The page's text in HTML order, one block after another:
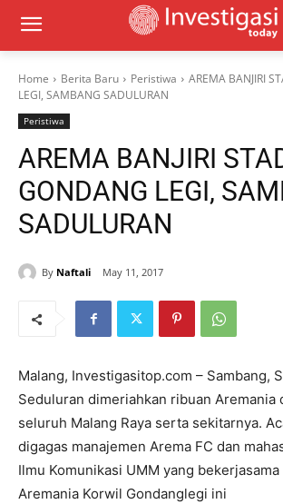
Home Berita Baru Peristiwa
AREMA BANJIRI
LEGI, SAMBANG SADULURAN
Peristiwa
AREMA BANJIRI
GONDANG LEGI,
SADULURAN
By Naftali May 11, 2017
Malang, Investigasitop.com – Sambang,
Seduluran dimeriahkan ribuan Aremania
seluruh Malang Raya serta sekitarnya.
digagas manajemen Arema FC dan
Ilmu Komunikasi UMM yang
Aremania Korwil Gondanglegi ini